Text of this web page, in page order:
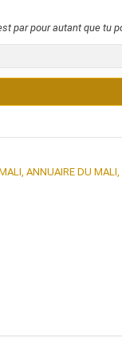
par pour autant que tu
ANNUAIRE DU